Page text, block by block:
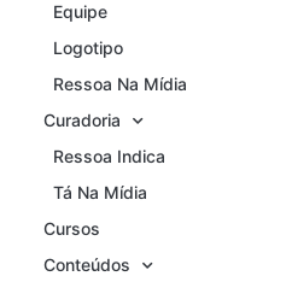
Equipe
Logotipo
Ressoa Na Mídia
Curadoria
Ressoa Indica
Tá Na Mídia
Cursos
Conteúdos